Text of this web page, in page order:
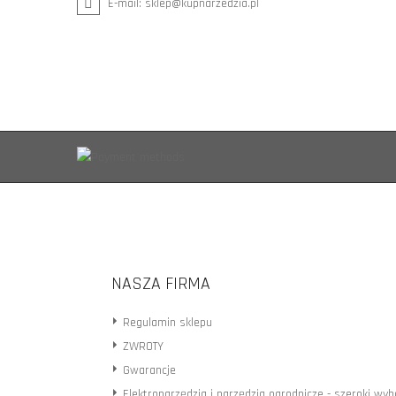
E-mail: sklep@kupnarzedzia.pl
NASZA FIRMA
Regulamin sklepu
ZWROTY
Gwarancje